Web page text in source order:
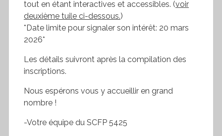
tout en étant interactives et accessibles. (voir
deuxième tuile ci-dessous.)
*Date limite pour signaler son intérêt: 20 mars
2026*
Les détails suivront après la compilation des
inscriptions.
Nous espérons vous y accueillir en grand
nombre !
-Votre équipe du SCFP 5425